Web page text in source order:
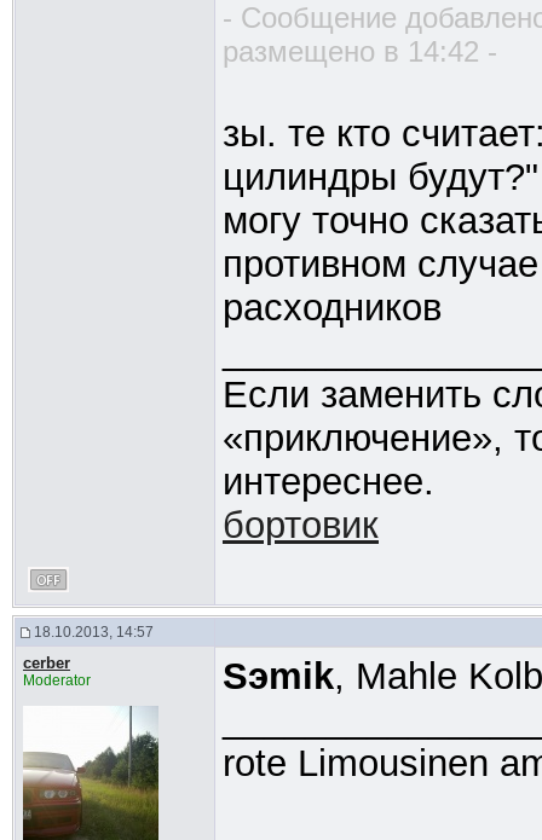
- Сообщение
размещено в 14:42 -
зы. те кто
цилиндры
могу точно
противном
расходников
Если заменить
«приключение»,
интереснее.
бортовик
18.10.2013, 14:57
cerber
Moderator Sэmik, Mahle
rote Limousinen